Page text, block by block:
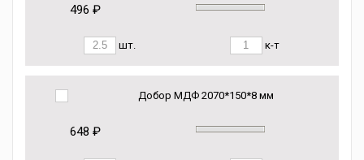
496 ₽
шт. к-т
Добор МДФ 2070*150*8 мм
648 ₽